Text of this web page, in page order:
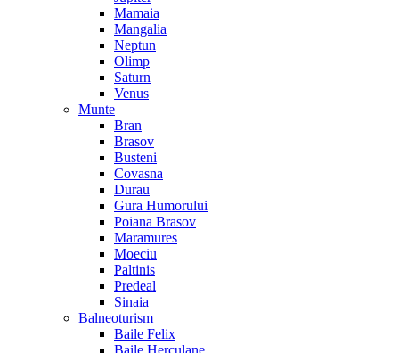
Mamaia
Mangalia
Neptun
Olimp
Saturn
Venus
Munte
Bran
Brasov
Busteni
Covasna
Durau
Gura Humorului
Poiana Brasov
Maramures
Moeciu
Paltinis
Predeal
Sinaia
Balneoturism
Baile Felix
Baile Herculane